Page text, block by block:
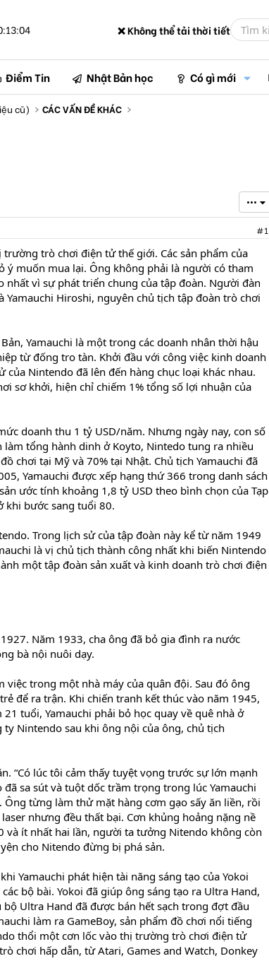
❌ Không thể tải thời tiết
Điểm Tin Nhật Bản học Có gì mới
cũ) CÁC VẤN ĐỀ KHÁC
•••
#1
trò chơi điện tử thế giới. Các sản phẩm của
ý muốn mua lại. Ông không phải là người có tham
vì sự phát triển chung của tập đoàn. Người đàn
Hiroshi, nguyên chủ tịch tập đoàn trò chơi
Yamauchi là một trong các doanh nhân thời hậu
từ đống tro tàn. Khởi đầu với công việc kinh doanh
Nintendo đã lên đến hàng chục loại khác nhau.
sơ khởi, hiện chỉ chiếm 1% tổng số lợi nhuận của
doanh thu 1 tỷ USD/năm. Nhưng ngày nay, con số
tổng hành dinh ở Koyto, Nintedo tung ra nhiều
chơi tại Mỹ và 70% tại Nhật. Chủ tịch Yamauchi đã
Yamauchi được xếp hạng thứ 366 trong danh sách
ước tính khoảng 1,8 tỷ USD theo bình chọn của Tạp
khi bước sang tuổi 80.
Trong lịch sử của tập đoàn này kể từ năm 1949
là vị chủ tịch thành công nhất khi biến Nintendo
một tập đoàn sản xuất và kinh doanh trò chơi điện
Năm 1933, cha ông đã bỏ gia đình ra nước
bà nội nuôi dạy.
việc trong một nhà máy của quân đội. Sau đó ông
để ra trận. Khi chiến tranh kết thúc vào năm 1945,
tuổi, Yamauchi phải bỏ học quay về quê nhà ở
Nintendo sau khi ông nội của ông, chủ tịch
“Có lúc tôi cảm thấy tuyệt vọng trước sự lớn mạnh
sa sút và tuột dốc trầm trọng trong lúc Yamauchi
từng làm thử mặt hàng cơm gạo sấy ăn liền, rồi
nhưng đều thất bại. Cơn khủng hoảng nặng nề
và ít nhất hai lần, người ta tưởng Nitendo không còn
cho Nitendo đừng bị phá sản.
Yamauchi phát hiện tài năng sáng tạo của Yokoi
bộ bài. Yokoi đã giúp ông sáng tạo ra Ultra Hand,
Ultra Hand đã được bán hết sạch trong đợt đầu
làm ra GameBoy, sản phẩm đồ chơi nổi tiếng
thổi một cơn lốc vào thị trường trò chơi điện tử
chơi hấp dẫn, từ Atari, Games and Watch, Donkey